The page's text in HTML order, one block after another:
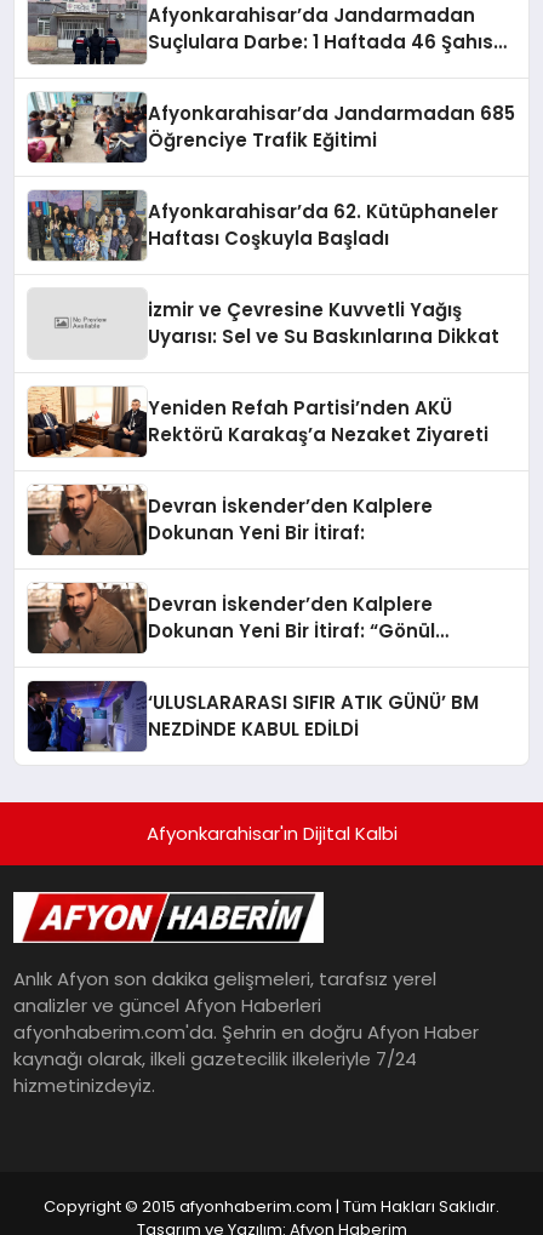
Afyonkarahisar’da Jandarmadan
Suçlulara Darbe: 1 Haftada 46 Şahıs
Afyonkarahisar’da Jandarmadan 685
Öğrenciye Trafik Eğitimi
Afyonkarahisar’da 62. Kütüphaneler
Haftası Coşkuyla Başladı
izmir ve Çevresine Kuvvetli Yağış
Uyarısı: Sel ve Su Baskınlarına Dikkat
Yeniden Refah Partisi’nden AKÜ
Rektörü Karakaş’a Nezaket Ziyareti
Devran İskender’den Kalplere
Dokunan Yeni Bir İtiraf:
Devran İskender’den Kalplere
Dokunan Yeni Bir İtiraf: “Gönül
‘ULUSLARARASI SIFIR ATIK GÜNÜ’ BM
NEZDİNDE KABUL EDİLDİ
Afyonkarahisar'ın Dijital Kalbi
Anlık Afyon son dakika gelişmeleri, tarafsız yerel
analizler ve güncel Afyon Haberleri
afyonhaberim.com'da. Şehrin en doğru Afyon Haber
kaynağı olarak, ilkeli gazetecilik ilkeleriyle 7/24
hizmetinizdeyiz.
Copyright © 2015 afyonhaberim.com | Tüm Hakları Saklıdır.
Tasarım ve Yazılım: Afyon Haberim